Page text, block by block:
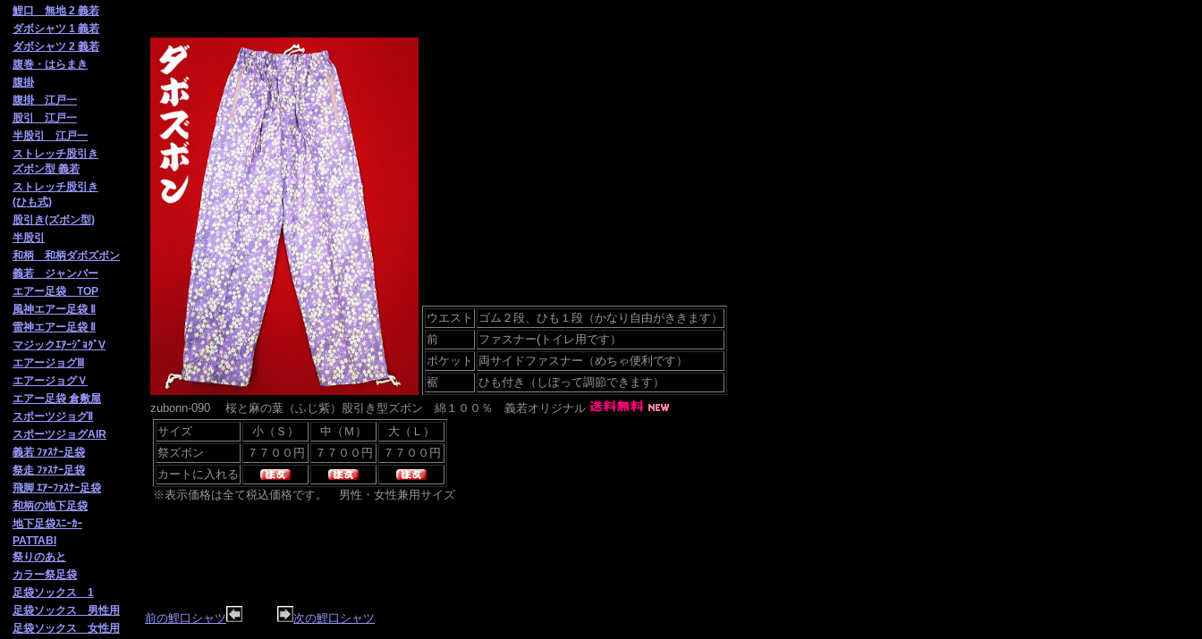
鯉口 無地 2 義若
ダボシャツ 1 義若
ダボシャツ 2 義若
腹巻・はらまき
腹掛
腹掛 江戸一
股引 江戸一
半股引 江戸一
ストレッチ股引き
ズボン型 義若
ストレッチ股引き
(ひも式)
股引き(ズボン型)
半股引
和柄 和柄ダボズボン
義若 ジャンバー
エアー足袋 TOP
風神エアー足袋 Ⅱ
雷神エアー足袋 Ⅱ
マジックｴｱｰｼﾞｮｸﾞV
エアージョグⅢ
エアージョグＶ
エアー足袋 倉敷屋
スポーツジョグⅡ
スポーツジョグAIR
義若 ﾌｧｽﾅｰ足袋
祭走 ﾌｧｽﾅｰ足袋
飛脚 ｴｱｰﾌｧｽﾅｰ足袋
和柄の地下足袋
地下足袋ｽﾆｰｶｰ
PATTABI
祭りのあと
カラー祭足袋
足袋ソックス 1
足袋ソックス 男性用
足袋ソックス 女性用
ウエスト
ゴム２段、ひも１段（かなり自由がききます）
前
ファスナー(トイレ用です）
ポケット
両サイドファスナー（めちゃ便利です）
裾
ひも付き（しぼって調節できます）
zubonn-090 桜と麻の葉（ふじ紫） 股引き型ズボン 綿１００％ 義若オリジナル
サイズ
小（Ｓ） 中（Ｍ）
大（Ｌ）
祭ズボン
カートに入れる
※表示価格は全て税込価格です。 男性・女性兼用サイズ
前の鯉口シャツ 次の鯉口シャツ